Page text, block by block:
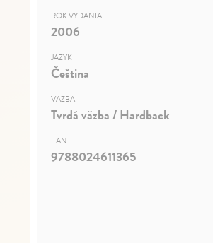
ROK VYDANIA
2006
JAZYK
Čeština
VÄZBA
Tvrdá väzba / Hardback
EAN
9788024611365